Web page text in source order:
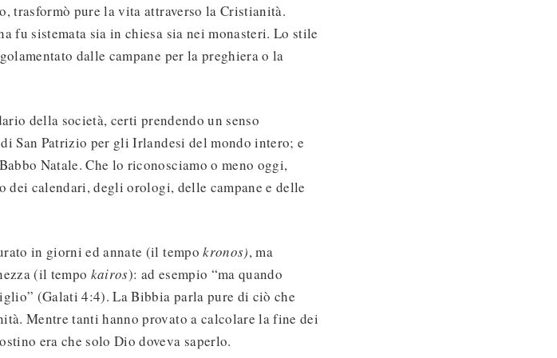
trasformò pure la vita attraverso la Cristianità.
fu sistemata sia in chiesa sia nei monasteri. Lo stile
dalle campane per la preghiera o la
della società, certi prendendo un senso
San Patrizio per gli Irlandesi del mondo intero; e
Natale. Che lo riconosciamo o meno oggi,
calendari, degli orologi, delle campane e delle
in giorni ed annate (il tempokronos), ma
(il tempo kairos): ad esempio “ma quando
(Galati 4:4). La Bibbia parla pure di ciò che
Mentre tanti hanno provato a calcolare la fine dei
era che solo Dio doveva saperlo.